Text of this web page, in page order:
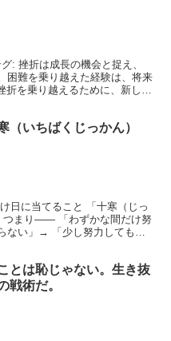
: 挫折は成長の機会と捉え、
困難を乗り越えた経験は、将来
を乗り越えるために、新しい
（いちばくじっかん）
日に当てること 「十寒（じっ
つまり―― 「わずかな間だけ努
ない」→ 「少し努力しても、
とは恥じゃない。生き抜
戦術だ。